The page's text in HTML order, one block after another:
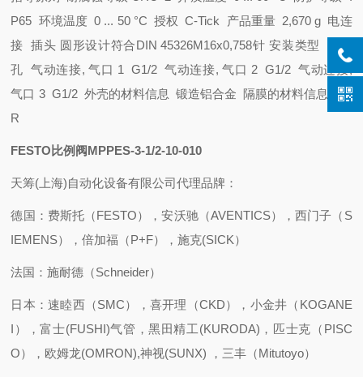
P65 环境温度 0 ... 50 °C 授权 C-Tick 产品重量 2,670 g 电连
接 插头 圆形设计符合DIN 45326M16x0,758针安装类型 带通
孔气动连接, 气口 1 G1/2气动连接, 气口 2 G1/2气动连接,
气口 3 G1/2 外壳的材料信息 锻造铝合金 隔膜的材料信息 NB
R
FESTO比例阀MPPES-3-1/2-10-010
天筹(上海)自动化设备有限公司代理品牌：
德国：费斯托（FESTO），安沃驰（AVENTICS），西门子（S
IEMENS），倍加福（P+F），施克(SICK）
法国：施耐德（Schneider）
日本：速睦西（SMC），喜开理（CKD），小金井（KOGANE
I），富士(FUSHI)气管，黑田精工(KURODA)，匹士克（PISC
O），欧姆龙(OMRON),神视(SUNX) ，三丰（Mitutoyo）